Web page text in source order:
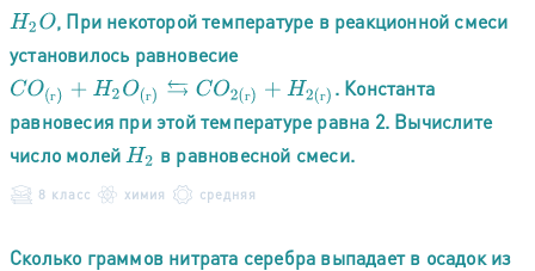
H2O , При некоторой температуре в реакционной смеси
установилось равновесие
г г г г
CO(г)+ H2O(г)⇆CO (г)+H2(г)
. Константа
равновесия при этой температуре равна 2. Вычислите
число молей H2 в равновесной смеси.
8 класс химия средняя
Сколько граммов нитрата серебра выпадает в осадок из